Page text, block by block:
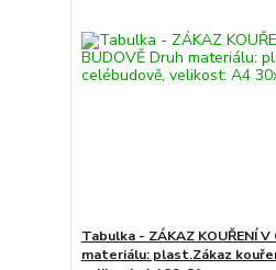
Tabulka - ZÁKAZ KOUŘENÍ V
materiálu: plast.Zákaz